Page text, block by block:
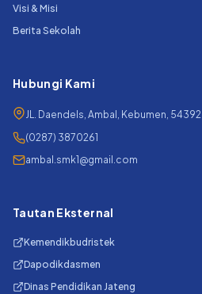
Visi & Misi
Berita Sekolah
Hubungi Kami
JL. Daendels, Ambal, Kebumen, 54392
(0287) 3870261
ambal.smk1@gmail.com
Tautan Eksternal
Kemendikbudristek
Dapodikdasmen
Dinas Pendidikan Jateng